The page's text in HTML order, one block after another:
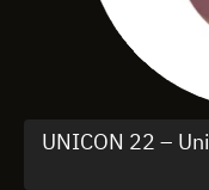
UNICON 22 –